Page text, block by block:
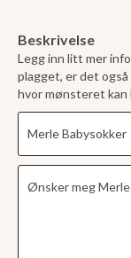
Beskrivelse
Legg inn litt mer
plagget, er det
hvor mønsteret kan